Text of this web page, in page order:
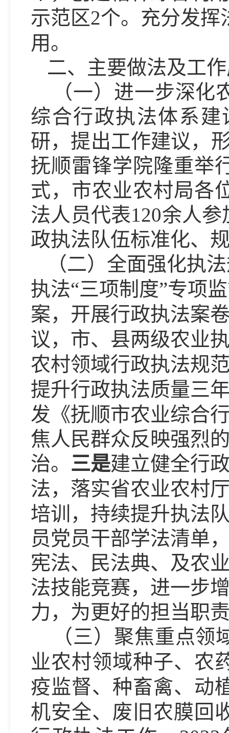
示范区2个。 充分发挥
用。
二、主要做法及工
（一）进一步深化
综合行政执法体系
研，提出工作建议，
抚顺雷锋学院隆重举
式，市农业农村局各
法人员代表120余人
政执法队伍标准化、
（二）全面强化执
执法“三项制度”专项
案，开展行政执法案
议，市、县两级农业
农村领域行政执法规
提升行政执法质量三
发 《抚顺市农业综合
焦人民群众反映强烈
治。 三是建立健全行
法，落实省农业农村
培训，持续提升执法
员党员干部学法清单
宪法、民法典、及农
法技能竞赛，进一步
力，为更好的担当职
（三）聚焦重点
业农村领域种子、农
疫监督、种畜禽、动
机安全、废旧农膜回